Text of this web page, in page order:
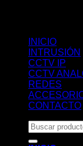
INICIO
INTRUSIÓN
CCTV IP
CCTV
REDES
CONTACTO
Buscar
por: